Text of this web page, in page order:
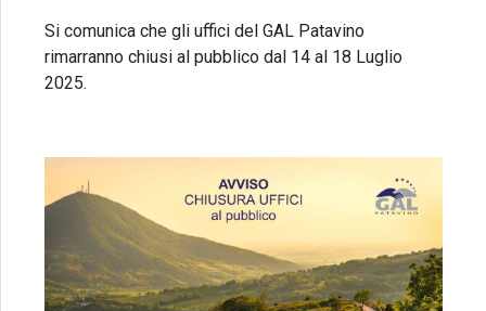
Si comunica che gli uffici del GAL Patavino
rimarranno chiusi al pubblico dal 14 al 18 Luglio
2025.